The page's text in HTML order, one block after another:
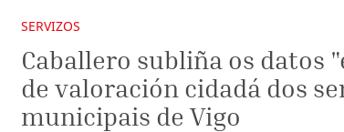
SERVIZOS
Caballero subliña os datos
de valoración cidadá dos
municipais de Vigo